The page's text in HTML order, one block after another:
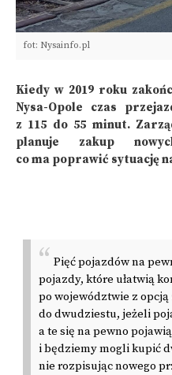
fot: Nysainfo.pl
Kiedy w 2019 roku
Nysa-Opole czas
z 115 do 55 minut.
planuje zakup
co ma poprawić sytuację
Pięć pojazdów na
pojazdy, które ułatwią
po województwie z
do dwudziestu, jeżeli
a te się na pewno
i będziemy mogli kupić
nie rozpisując nowego